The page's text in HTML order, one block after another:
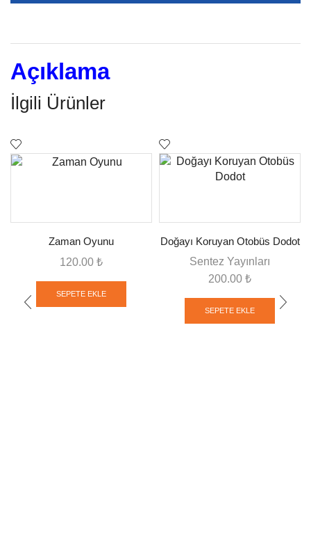
Açıklama
İlgili Ürünler
Zaman Oyunu
120.00 ₺
SEPETE EKLE
Doğayı Koruyan Otobüs Dodot
Sentez Yayınları
200.00 ₺
SEPETE EKLE